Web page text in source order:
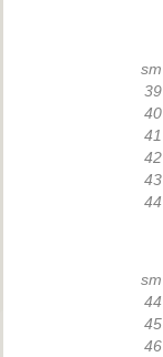
sm
39
40
41
42
43
44
sm
44
45
46